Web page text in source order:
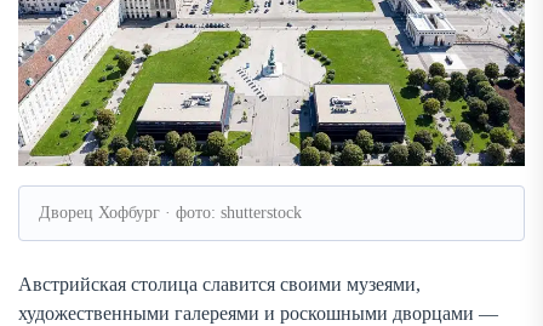
Дворец Хофбург · фото: shutterstock
Австрийская столица славится своими музеями,
художественными галереями и роскошными дворцами —